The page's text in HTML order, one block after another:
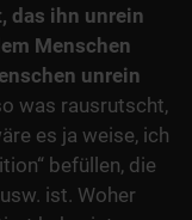
das ihn unrein
Menschen
unrein
was rausrutscht,
es ja weise, ich
befüllen, die
ist. Woher